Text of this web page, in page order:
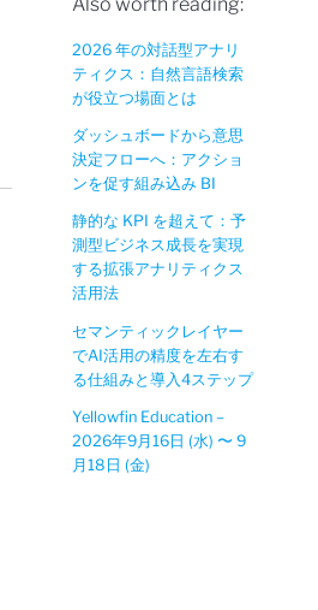
2026 年の対話型アナリ
ティクス：自然言語検索
が役立つ場面とは
ダッシュボードから意思
決定フローへ：アクショ
ンを促す組み込み BI
静的な KPI を超えて：予
測型ビジネス成長を実現
する拡張アナリティクス
活用法
セマンティックレイヤー
でAI活用の精度を左右す
る仕組みと導入4ステップ
Yellowfin Education –
2026年9月16日 (水) 〜 9
月18日 (金)